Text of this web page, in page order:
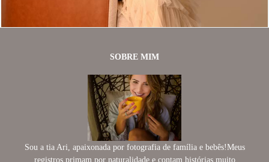
SOBRE MIM
Sou a tia Ari, apaixonada por fotografia de família e bebês!Meus
registros primam por naturalidade e contam histórias muito